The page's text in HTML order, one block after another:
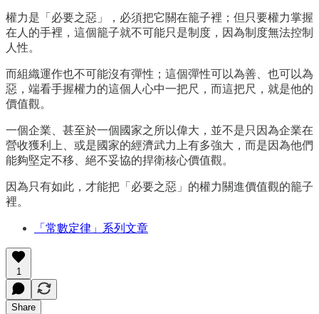
權力是「必要之惡」，必須把它關在籠子裡；但只要權力掌握
在人的手裡，這個籠子就不可能只是制度，因為制度無法控制
人性。
而組織運作也不可能沒有彈性；這個彈性可以為善、也可以為
惡，端看手握權力的這個人心中一把尺，而這把尺，就是他的
價值觀。
一個企業、甚至於一個國家之所以偉大，並不是只因為企業在
營收獲利上、或是國家的經濟武力上有多強大，而是因為他們
能夠堅定不移、絕不妥協的捍衛核心價值觀。
因為只有如此，才能把「必要之惡」的權力關進價值觀的籠子
裡。
「常數定律」系列文章
1
Share